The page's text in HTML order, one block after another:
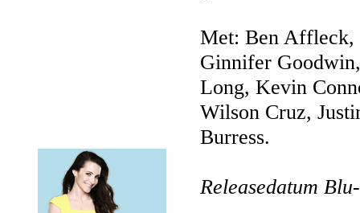
Met: Ben Affleck,
Ginnifer
Long, Kevin
Wilson Cruz,
Burress.
Releasedatum